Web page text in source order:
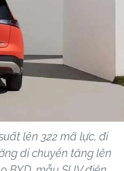
lên 322 mã lực, đi
di chuyển tăng lên